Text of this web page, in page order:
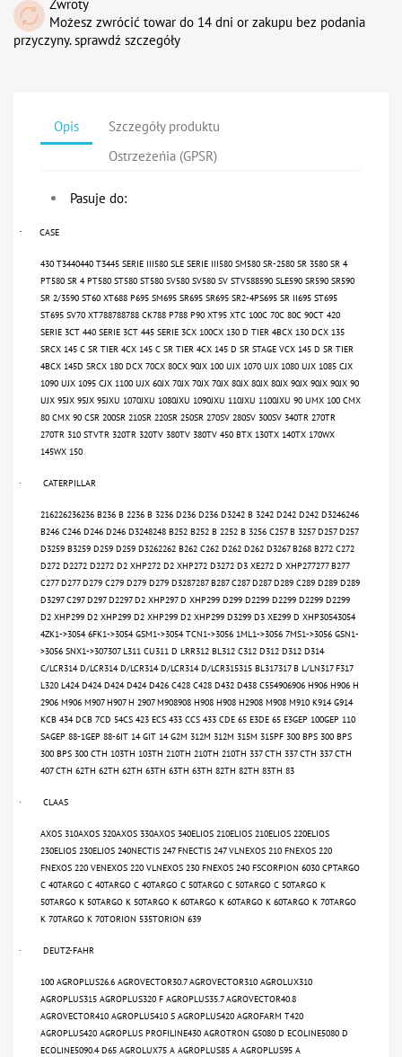
Zwroty
Możesz zwrócić towar do 14 dni or zakupu bez podania
przyczyny. sprawdź szczegóły
Opis
Szczegóły produktu
Ostrzeżeńia (GPSR)
Pasuje do:
· CASE
430 T3440440 T3445 SERIE III580 SLE SERIE III580 SM580 SR-2580 SR 3580 SR 4
PT580 SR 4 PT580 ST580 ST580 SV580 SV580 SV STV588590 SLE590 SR590 SR590
SR 2/3590 ST60 XT688 P695 SM695 SR695 SR695 SR2-4PS695 SR II695 ST695
ST695 SV70 XT788788788 CK788 P788 P90 XT95 XTC 100C 70C 80C 90CT 420
SERIE 3CT 440 SERIE 3CT 445 SERIE 3CX 100CX 130 D TIER 4BCX 130 DCX 135
SRCX 145 C SR TIER 4CX 145 C SR TIER 4CX 145 D SR STAGE VCX 145 D SR TIER
4BCX 145D SRCX 180 DCX 70CX 80CX 90JX 100 UJX 1070 UJX 1080 UJX 1085 CJX
1090 UJX 1095 CJX 1100 UJX 60JX 70JX 70JX 70JX 80JX 80JX 80JX 90JX 90JX 90JX 90
UJX 95JX 95JX 95JXU 1070JXU 1080JXU 1090JXU 110JXU 1100JXU 90 UMX 100 CMX
80 CMX 90 CSR 200SR 210SR 220SR 250SR 270SV 280SV 300SV 340TR 270TR
270TR 310 STVTR 320TR 320TV 380TV 380TV 450 BTX 130TX 140TX 170WX
145WX 150
· CATERPILLAR
216226236236 B236 B 2236 B 3236 D236 D236 D3242 B 3242 D242 D242 D3246246
B246 C246 D246 D246 D3248248 B252 B252 B 2252 B 3256 C257 B 3257 D257 D257
D3259 B3259 D259 D259 D3262262 B262 C262 D262 D262 D3267 B268 B272 C272
D272 D2272 D2272 D2 XHP272 D2 XHP272 D3272 D3 XE272 D XHP277277 B277
C277 D277 D279 C279 D279 D279 D3287287 B287 C287 D287 D289 C289 D289 D289
D3297 C297 D297 D2297 D2 XHP297 D XHP299 D299 D2299 D2299 D2299 D2299
D2 XHP299 D2 XHP299 D2 XHP299 D2 XHP299 D3299 D3 XE299 D XHP30543054
4ZK1->3054 6FK1->3054 GSM1->3054 TCN1->3056 1ML1->3056 7MS1->3056 GSN1-
>3056 SNX1->307307 L311 CU311 D LRR312 BL312 C312 D312 D312 D314
C/LCR314 D/LCR314 D/LCR314 D/LCR314 D/LCR315315 BL317317 B L/LN317 F317
L320 L424 D424 D424 D424 D426 C428 C428 D432 D438 C554906906 H906 H906 H
2906 M906 M907 H907 H 2907 M908908 H908 H908 H2908 M908 M910 K914 G914
KCB 434 DCB 7CD 54CS 423 ECS 433 CCS 433 CDE 65 E3DE 65 E3GEP 100GEP 110
SAGEP 88-1GEP 88-6IT 14 GIT 14 G2M 312M 312M 315M 315PF 300 BPS 300 BPS
300 BPS 300 CTH 103TH 103TH 210TH 210TH 210TH 337 CTH 337 CTH 337 CTH
407 CTH 62TH 62TH 62TH 63TH 63TH 63TH 82TH 82TH 83TH 83
· CLAAS
AXOS 310AXOS 320AXOS 330AXOS 340ELIOS 210ELIOS 210ELIOS 220ELIOS
230ELIOS 230ELIOS 240NECTIS 247 FNECTIS 247 VLNEXOS 210 FNEXOS 220
FNEXOS 220 VENEXOS 220 VLNEXOS 230 FNEXOS 240 FSCORPION 6030 CPTARGO
C 40TARGO C 40TARGO C 40TARGO C 50TARGO C 50TARGO C 50TARGO K
50TARGO K 50TARGO K 50TARGO K 60TARGO K 60TARGO K 60TARGO K 70TARGO
K 70TARGO K 70TORION 535TORION 639
· DEUTZ-FAHR
100 AGROPLUS26.6 AGROVECTOR30.7 AGROVECTOR310 AGROLUX310
AGROPLUS315 AGROPLUS320 F AGROPLUS35.7 AGROVECTOR40.8
AGROVECTOR410 AGROPLUS410 S AGROPLUS420 AGROFARM T420
AGROPLUS420 AGROPLUS PROFILINE430 AGROTRON G5080 D ECOLINE5080 D
ECOLINE5090.4 D65 AGROLUX75 A AGROPLUS85 A AGROPLUS95 A